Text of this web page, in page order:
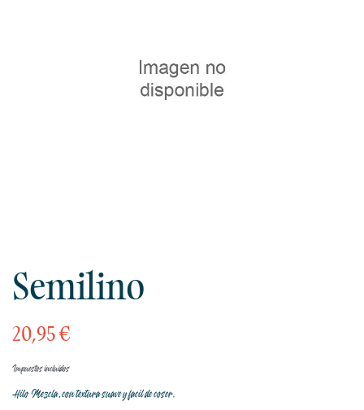
Semilino
20,95 €
Impuestos incluidos
Hilo Mezcla, con textura suave y facil de coser.